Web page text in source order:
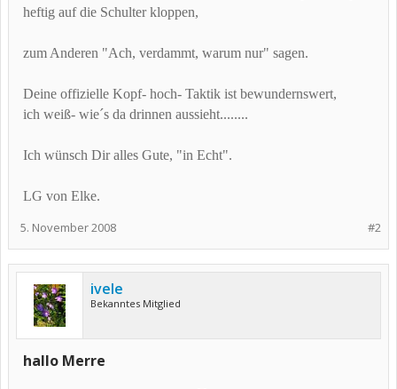
heftig auf die Schulter kloppen,
zum Anderen "Ach, verdammt, warum nur" sagen.
Deine offizielle Kopf- hoch- Taktik ist bewundernswert,
ich weiß- wie´s da drinnen aussieht........
Ich wünsch Dir alles Gute, "in Echt".
LG von Elke.
#2
5. November 2008
ivele
Bekanntes Mitglied
hallo Merre